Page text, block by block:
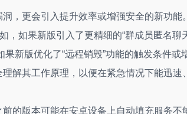
，更会引入提升效率或增强安全的新功能
，如果新版引入了更精细的“群成员匿名聊
新版优化了“远程销毁”功能的触发条件或
解其工作原理，以便在紧急情况下能迅速
的版本可能在安卓设备上自动填充服务不